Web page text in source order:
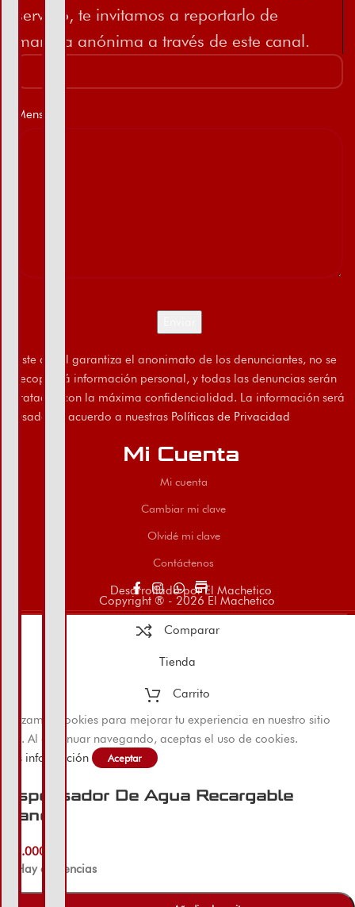
servicio, te invitamos a reportarlo de
manera anónima a través de este canal.
Mensaje
Este canal garantiza el anonimato de los denunciantes, no se
recopilará información personal, y todas las denuncias serán
tratadas con la máxima confidencialidad. La información será
usada de acuerdo a nuestras Políticas de Privacidad
Mi Cuenta
Mi cuenta
Cambiar mi clave
Olvidé mi clave
Contáctenos
store
Desarrollado por El Machetico
Copyright ® - 2026 El Machetico
Comparar
Tienda
Carrito
Utilizamos cookies para mejorar tu experiencia en nuestro sitio
web. Al continuar navegando, aceptas el uso de cookies.
Más información
Aceptar
Dispensador De Agua Recargable
Blanco
28.000
Hay existencias